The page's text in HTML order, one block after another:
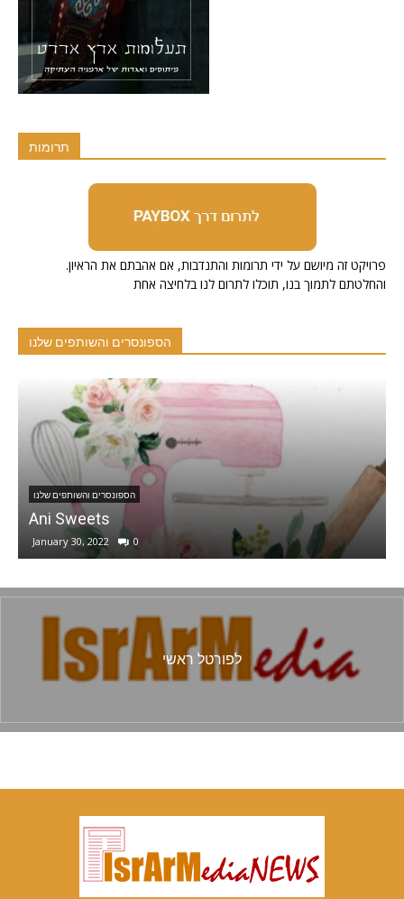
תרומות
.פרויקט זה מיושם על ידי תרומות והתנדבות, אם אהבתם את הראיון
והחלטתם לתמוך בנו, תוכלו לתרום לנו בלחיצה אחת
הספונסרים והשותפים שלנו
הספונסרים והשותפים שלנו
נויאן טפאן – המרכז הארמני לתרבות וחינוך בישראל
December 1, 2020
לפורטל ראשי